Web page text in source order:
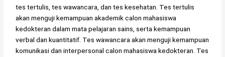
tes tertulis, tes wawancara, dan tes kesehatan. Tes tertulis
akan menguji kemampuan akademik calon mahasiswa
kedokteran dalam mata pelajaran sains, serta kemampuan
verbal dan kuantitatif. Tes wawancara akan menguji kemampuan
komunikasi dan interpersonal calon mahasiswa kedokteran. Tes